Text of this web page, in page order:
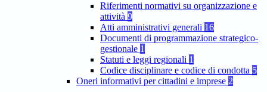
Riferimenti normativi su organizzazione e
attività 9
Atti amministrativi generali 16
Documenti di programmazione strategico-
gestionale 1
Statuti e leggi regionali 1
Codice disciplinare e codice di condotta 5
Oneri informativi per cittadini e imprese 2